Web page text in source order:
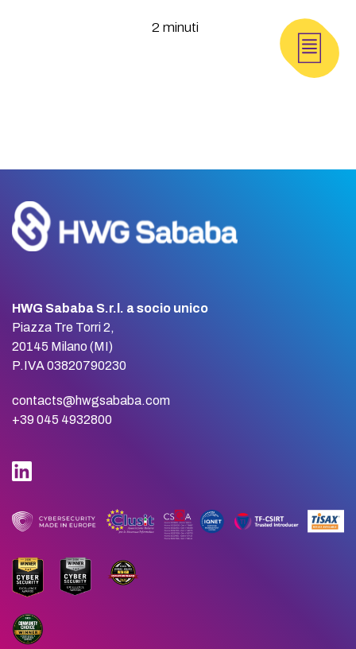
2 minuti
HWG Sababa S.r.l. a socio unico
Piazza Tre Torri 2,
20145 Milano (MI)
P.IVA 03820790230
contacts@hwgsababa.com
+39 045 4932800